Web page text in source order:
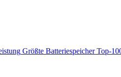
Größte Batteriespeicher Top-